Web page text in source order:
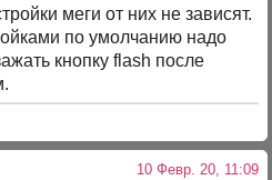
меги от них не зависят.
по умолчанию надо
кнопку flash после
10 Февр. 20, 11:09